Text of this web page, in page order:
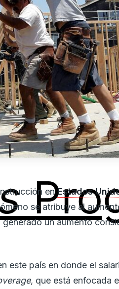
en Estados
se atribuye al
un aumento
este país en donde el
, que está enfocada